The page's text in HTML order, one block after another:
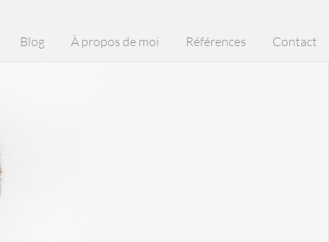
Blog À propos de moi Références Contact